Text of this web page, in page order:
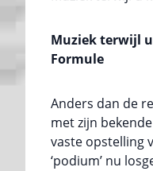
Muziek terwijl
Formule
Anders dan de
met zijn
vaste opstelling
‘podium’ nu